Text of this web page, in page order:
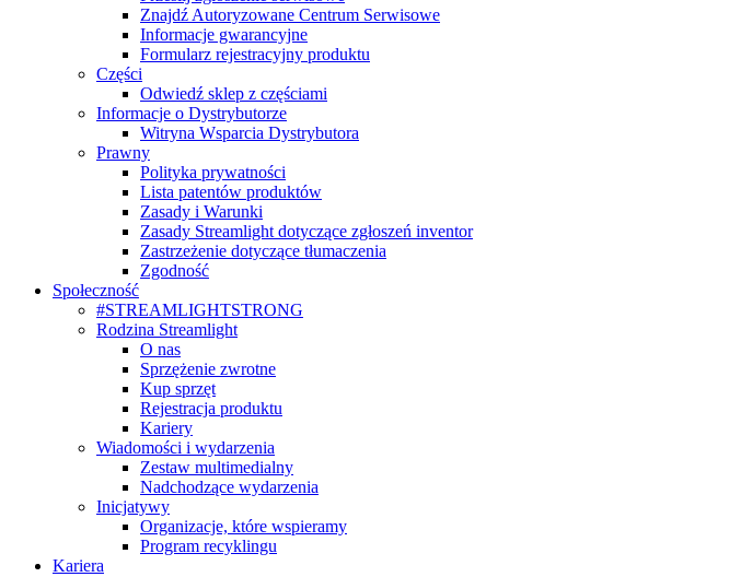
Znajdź Autoryzowane Centrum Serwisowe
Informacje gwarancyjne
Formularz rejestracyjny produktu
Części
Odwiedź sklep z częściami
Informacje o Dystrybutorze
Witryna Wsparcia Dystrybutora
Prawny
Polityka prywatności
Lista patentów produktów
Zasady i Warunki
Zasady Streamlight dotyczące zgłoszeń inventor
Zastrzeżenie dotyczące tłumaczenia
Zgodność
Społeczność
#STREAMLIGHTSTRONG
Rodzina Streamlight
O nas
Sprzężenie zwrotne
Kup sprzęt
Rejestracja produktu
Kariery
Wiadomości i wydarzenia
Zestaw multimedialny
Nadchodzące wydarzenia
Inicjatywy
Organizacje, które wspieramy
Program recyklingu
Kariera